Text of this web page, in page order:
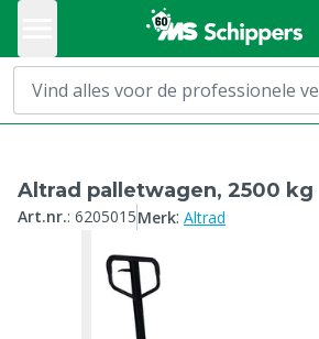
Altrad palletwagen, 2500 kg
Art.nr.: 6205015Merk: Altrad